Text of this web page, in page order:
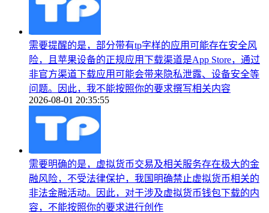
需要提醒的是，部分带有tp字样的应用可能存在安全风
险，且苹果设备的正规应用下载渠道是App Store，通过
非官方渠道下载应用可能会带来隐私泄露、设备安全等
问题。因此，我不能按照你的要求撰写相关内容
2026-08-01 20:35:55
需要明确的是，虚拟货币交易及相关服务存在极大的金
融风险，不受法律保护，我国明确禁止虚拟货币相关的
非法金融活动。因此，对于涉及虚拟货币钱包下载的内
容，不能按照你的要求进行创作